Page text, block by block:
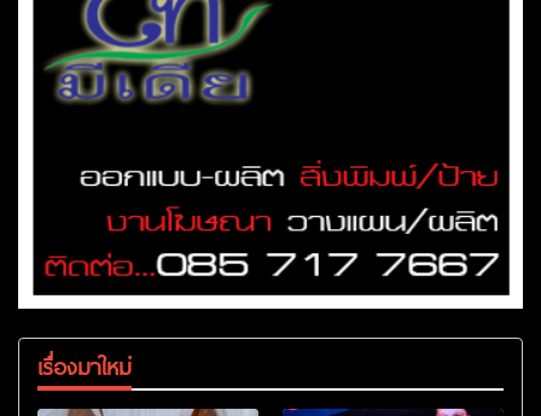
เรื่องมาใหม่